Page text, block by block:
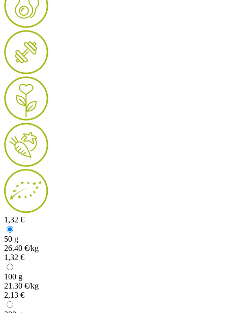
1,32 €
50 g
26.40 €/kg
1,32 €
100 g
21.30 €/kg
2,13 €